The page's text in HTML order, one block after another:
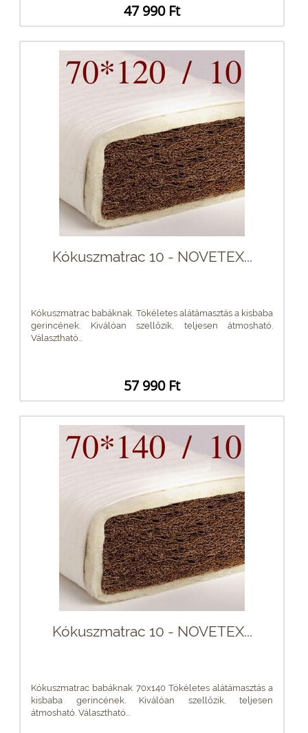
47 990 Ft
Kókuszmatrac 10 - NOVETEX...
Kókuszmatrac babáknak. Tökéletes alátámasztás a kisbaba
gerincének. Kiválóan szellőzik, teljesen átmosható.
Választható...
57 990 Ft
Kókuszmatrac 10 - NOVETEX...
Kókuszmatrac babáknak 70x140 Tökéletes alátámasztás a
kisbaba gerincének. Kiválóan szellőzik, teljesen
átmosható. Választható...